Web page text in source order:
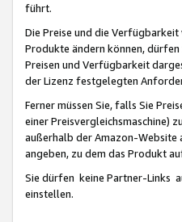
führt.
Die Preise und die
Produkte ändern können, dürfen
Preisen und Verfügbarkeit
der Lizenz festgelegten
Ferner müssen Sie, falls Sie
einer Preisvergleichsmaschine)
außerhalb der Amazon-Website
angeben, zu dem das Produkt
Sie dürfen keine Partner-Links
einstellen.